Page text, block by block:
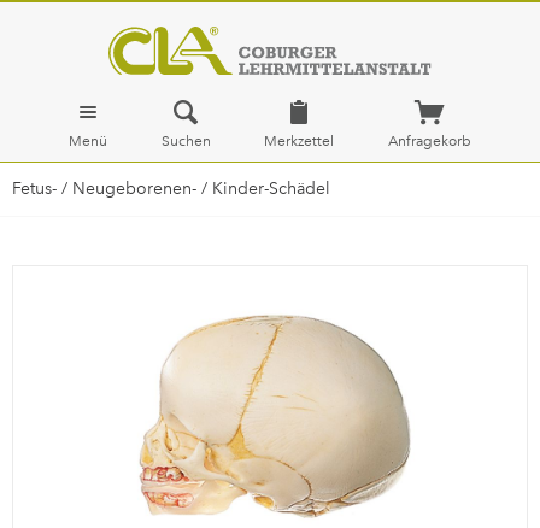
Menü Suchen Merkzettel Anfragekorb
Fetus- / Neugeborenen- / Kinder-Schädel